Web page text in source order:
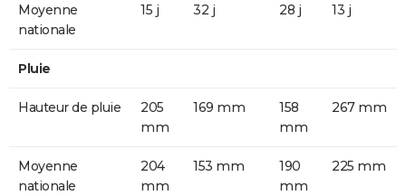
Moyenne
nationale
15 j 32 j 28 j 13 j
Pluie
Hauteur de pluie
205
mm
169 mm
158
mm
267 mm
Moyenne
nationale
204
mm
153 mm
190
mm
225 mm